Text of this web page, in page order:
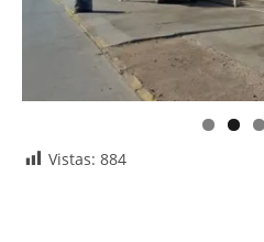
Vistas: 884